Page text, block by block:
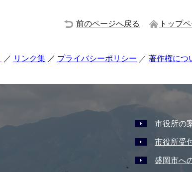
前のページへ戻る トップ
リンク集 プライバシーポリシー 著作権につ
市役所の
市役所受
盛岡市へ